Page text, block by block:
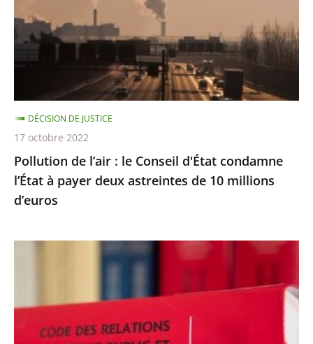
Conseil
d'État
condamne
à
payer
deux
astreintes
de
10
d’euros
Pollution de l’air : le Conseil d'État condamne
l’État à payer deux astreintes de 10 millions
d’euros
DÉCISION DE JUSTICE
17 octobre 2022
d’une
fondation